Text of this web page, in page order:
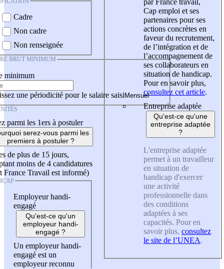
Cadre
Non cadre
Non renseignée
BRUT MINIMUM
minimum
une périodicité pour le salaire saisi
parmi les 1ers à postuler
serez-vous parmi les
premiers à postuler ?
de plus de 15 jours,
moins de 4 candidatures
France Travail est informé)
Employeur handi-
engagé
Qu'est-ce qu'un
employeur handi-
engagé ?
Un employeur handi-
engagé est un
employeur reconnu
Cap emploi et ses
partenaires pour ses
actions concrètes en
faveur du recrutement,
de l’intégration et de
l’accompagnement de
ses collaborateurs en
situation de handicap.
Pour en savoir plus,
consultez cet article.
Entreprise adaptée
Qu'est-ce qu'une
entreprise adaptée
?
L'entreprise adaptée
permet à un travailleur
en situation de
handicap d'exercer
une activité
professionnelle dans
des conditions
adaptées à ses
capacités. Pour en
savoir plus, consultez
le site de l’UNEA.